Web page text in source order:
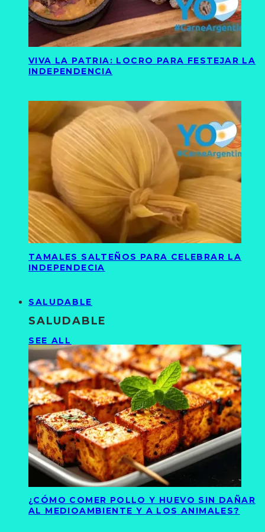
VIVA LA PATRIA: LOCRO PARA FESTEJAR LA
INDEPENDENCIA
TAMALES SALTEÑOS PARA CELEBRAR LA
INDEPENDECIA
SALUDABLE
SALUDABLE
SEE ALL
¿CÓMO COMER POLLO Y HUEVO SIN DAÑAR
AL MEDIOAMBIENTE Y A LOS ANIMALES?